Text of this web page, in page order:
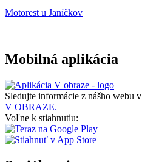
Motorest u Janíčkov
Mobilná aplikácia
Sledujte informácie z nášho webu v
V OBRAZE.
Voľne k stiahnutiu: